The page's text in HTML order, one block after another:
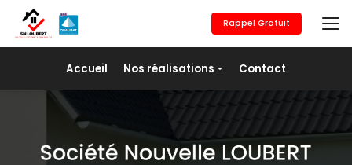
contenu
principal
Accueil Nos réalisations
Maçonnerie générale
Revêtement de sols
Placo/Isolation
Contact
Rappel Gratuit